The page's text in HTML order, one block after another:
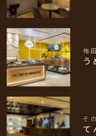
梅
う
そ
て